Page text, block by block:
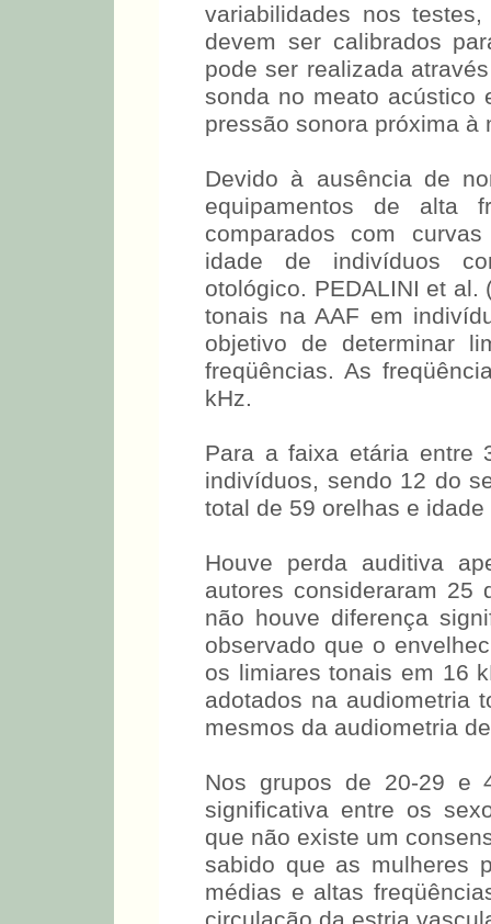
Uma leve mudança na
a pressão sonora
variabilidades nos
devem ser calibrados
pode ser realizada
pressão sonora próxima à
Devido à ausência de
equipamentos de alta
comparados com
idade de indivíduos
otológico. PEDALINI et
tonais na AAF em
objetivo de determinar
kHz.
Para a faixa etária entre
total de 59 orelhas e
Houve perda auditiva
autores consideraram 25
não houve diferença
observado que o
os limiares tonais em 16
mesmos da audiometria
Nos grupos de 20-29 e
significativa entre os
que não existe um